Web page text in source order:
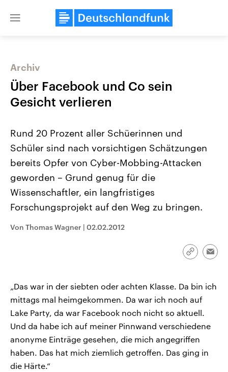
Close
Landtagswahl Sachsen-Anhalt
Alle Informationen
Sachsen-Anhalt wählt am 6.
September 2026 einen neuen
Bundesland von einer Koalition aus
USA
Hintergründe
Wirtschaftlich und
gehören die Vereinigten
Audio-Archiv
Archiv
Über Facebook und Co sein
Gesicht verlieren
Rund 20 Prozent aller Schüerinnen und
Schüler sind nach vorsichtigen Schätzungen
bereits Opfer von Cyber-Mobbing-Attacken
geworden – Grund genug für die
Wissenschaftler, ein langfristiges
Forschungsprojekt auf den Weg zu bringen.
Von Thomas Wagner | 02.02.2012
Link
„Das war in der siebten oder achten Klasse. Da bin ich
mittags mal heimgekommen. Da war ich noch auf
Lake Party, da war Facebook noch nicht so aktuell.
Und da habe ich auf meiner Pinnwand verschiedene
anonyme Einträge gesehen, die mich angegriffen
haben. Das hat mich ziemlich getroffen. Das ging in
die Härte.“